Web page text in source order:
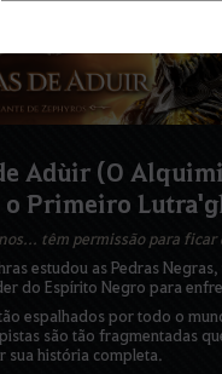
Adùir (O
Primeiro
têm permissão para
estudou as Pedras
do Espírito Negro para
espalhados por todo o
são tão fragmentadas
sua história completa.